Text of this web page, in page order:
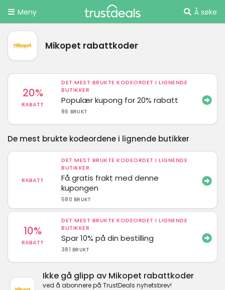
Meny Å søke
Mikopet rabattkoder
20%
RABATT
DET MEST BRUKTE KODEORDET I LIGNENDE
BUTIKKER
Populær kupong for 20% rabatt
86 BRUKT
De mest brukte kodeordene i lignende butikker
RABATT
DET MEST BRUKTE KODEORDET I LIGNENDE
BUTIKKER
Få gratis frakt med denne
kupongen
580 BRUKT
10%
RABATT
DET MEST BRUKTE KODEORDET I LIGNENDE
BUTIKKER
Spar 10% på din bestilling
381 BRUKT
Ikke gå glipp av Mikopet rabattkoder
ved å abonnere på TrustDeals nyhetsbrev!